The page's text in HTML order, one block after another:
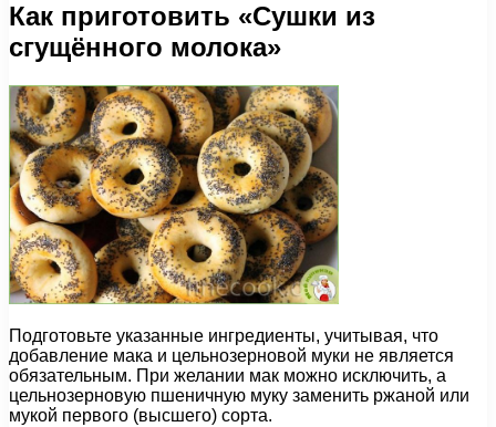
Как приготовить «Сушки из
сгущённого молока»
Подготовьте указанные ингредиенты, учитывая, что
добавление мака и цельнозерновой муки не является
обязательным. При желании мак можно исключить, а
цельнозерновую пшеничную муку заменить ржаной или
мукой первого (высшего) сорта.